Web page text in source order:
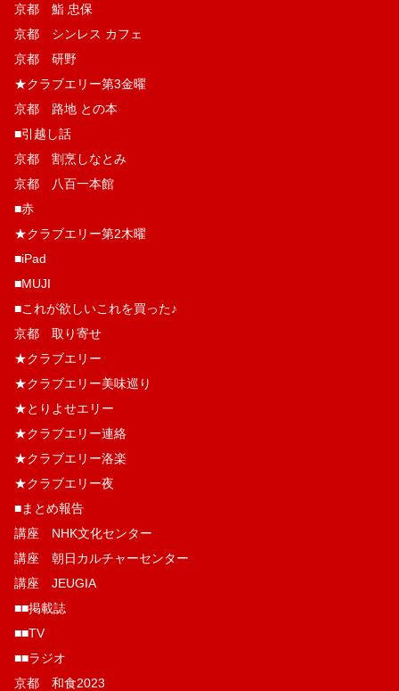
京都 鮨 忠保
京都 シンレス カフェ
京都 研野
★クラブエリー第3金曜
京都 路地 との本
■引越し話
京都 割烹しなとみ
京都 八百一本館
■赤
★クラブエリー第2木曜
■iPad
■MUJI
■これが欲しいこれを買った♪
京都 取り寄せ
★クラブエリー
★クラブエリー美味巡り
★とりよせエリー
★クラブエリー連絡
★クラブエリー洛楽
★クラブエリー夜
■まとめ報告
講座 NHK文化センター
講座 朝日カルチャーセンター
講座 JEUGIA
■■掲載誌
■■TV
■■ラジオ
京都 和食2023